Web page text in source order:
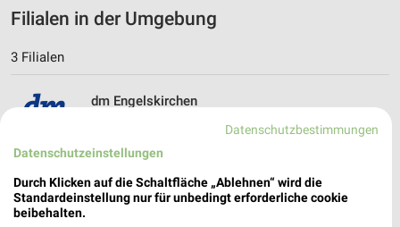
Filialen in der Umgebung
3 Filialen
dm Engelskirchen
4,22 km
Datenschutzbestimmungen
Datenschutzeinstellungen
Durch Klicken auf die Schaltfläche „Ablehnen“ wird die
Standardeinstellung nur für unbedingt erforderliche cookie
beibehalten.